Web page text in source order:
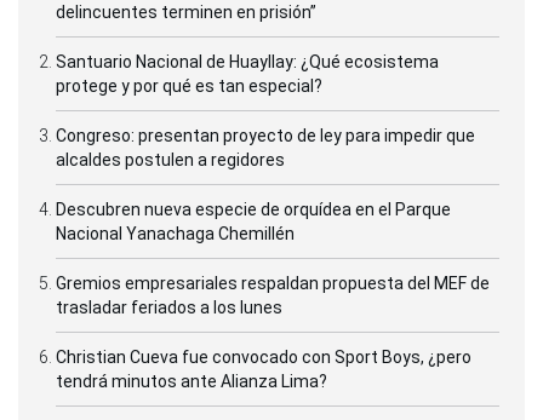
delincuentes terminen en prisión”
Santuario Nacional de Huayllay: ¿Qué ecosistema
protege y por qué es tan especial?
Congreso: presentan proyecto de ley para impedir que
alcaldes postulen a regidores
Descubren nueva especie de orquídea en el Parque
Nacional Yanachaga Chemillén
Gremios empresariales respaldan propuesta del MEF de
trasladar feriados a los lunes
Christian Cueva fue convocado con Sport Boys, ¿pero
tendrá minutos ante Alianza Lima?